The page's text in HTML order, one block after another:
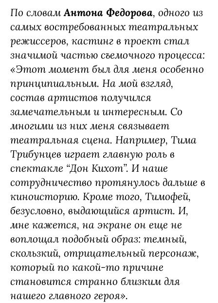
По словамАнтона Федорова, одного из
самых востребованных театральных
режиссеров, кастинг в проект стал
значимой частью съемочного процесса:
«Этот момент был для меня особенно
принципиальным. На мой взгляд,
состав артистов получился
замечательным и интересным. Со
многими из них меня связывает
театральная сцена. Например, Тима
Трибунцев играет главную роль в
спектакле “Дон Кихот”. И наше
сотрудничество протянулось дальше в
киноисторию. Кроме того, Тимофей,
безусловно, выдающийся артист. И,
мне кажется, на экране он еще не
воплощал подобный образ: темный,
скользкий, отрицательный персонаж,
который по какой-то причине
становится странно близким для
нашего главного героя».